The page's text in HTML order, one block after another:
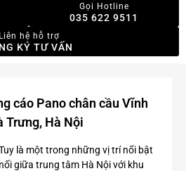
Gọi Hotline
035 622 9511
Liên hệ hỗ trợ
KÝ TƯ VẤN
cáo Pano chân cầu Vĩnh
Trưng, Hà Nội
là một trong những vị trí nổi bật
giữa trung tâm Hà Nội với khu